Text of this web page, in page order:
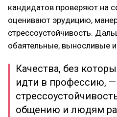
кандидатов проверяют на
оценивают эрудицию,
стрессоустойчивость.
обаятельные, выносливые
Качества, без
идти в профессию,
общению и людям